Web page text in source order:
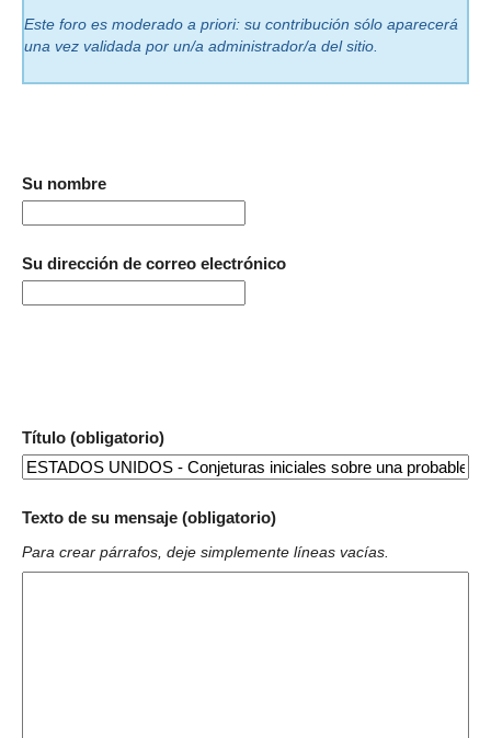
Este foro es moderado a priori: su contribución sólo aparecerá
una vez validada por un/a administrador/a del sitio.
Su nombre
Su dirección de correo electrónico
Título (obligatorio)
Texto de su mensaje (obligatorio)
Para crear párrafos, deje simplemente líneas vacías.